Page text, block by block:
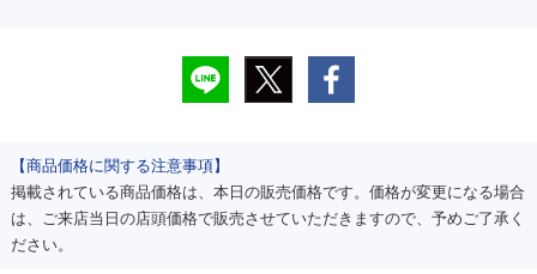
【商品価格に関する注意事項】
掲載されている商品価格は、本日の販売価格です。価格が変更になる場合
は、ご来店当日の店頭価格で販売させていただきますので、予めご了承く
ださい。